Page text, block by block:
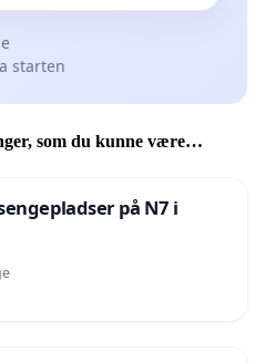
starten
som du kunne være
på N7 i